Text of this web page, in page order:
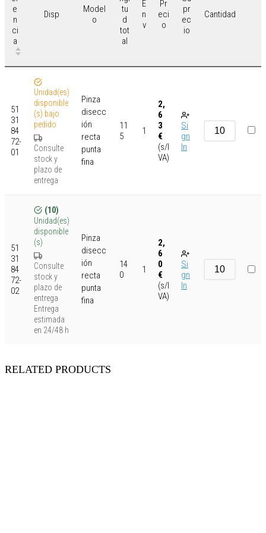
e
n
ci
a
Disp
Model
o
tu
d
tot
al
E
n
v
Pr
eci
o
pr
ec
io
Cantidad
51
31
84
72-
01
Unidad(es)
disponible
(s) bajo
pedido
Consulte
stock y
plazo de
entrega
Pinza
disecc
ión
recta
punta
fina
11
5
1
2,
6
3
€
(s/I
VA)
Si
gn
In
51
31
84
72-
02
(10)
Unidad(es)
disponible
(s)
Consulte
stock y
plazo de
entrega
Entrega
estimada
en 24/48 h
Pinza
disecc
ión
recta
punta
fina
14
0
1
2,
6
0
€
(s/I
VA)
Si
gn
In
RELATED PRODUCTS